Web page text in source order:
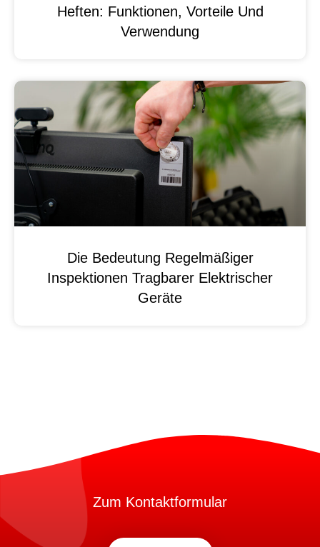
Heften: Funktionen, Vorteile Und
Verwendung
Die Bedeutung Regelmäßiger
Inspektionen Tragbarer Elektrischer
Geräte
Zum Kontaktformular